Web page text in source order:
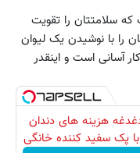
که سلامتتان را تقویت
را با نوشیدن یک لیوان
آسانی است و اینقدر
هزینه های دندان
پک سفید کننده خانگی